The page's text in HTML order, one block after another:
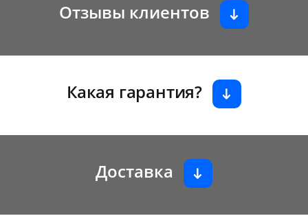
Отзывы клиентов
Какая гарантия?
Доставка